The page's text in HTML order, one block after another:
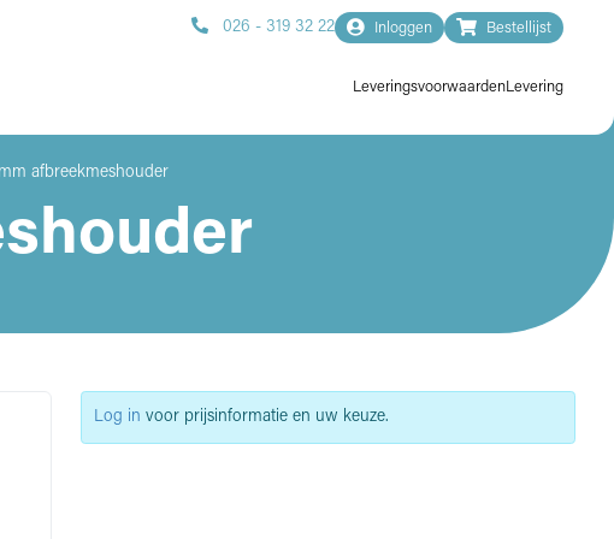
026 - 319 32 22 Inloggen Bestellijst
LeveringsvoorwaardenLevering
afbreekmeshouder
Log in voor prijsinformatie en uw keuze.